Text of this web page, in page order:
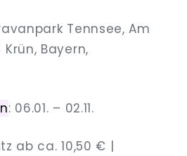
Tennsee, Am
Bayern,
: 06.01. – 02.11.
ab ca. 10,50 € |